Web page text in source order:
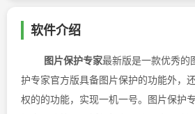
软件介绍
图片保护专家最新版是一款优秀的
护专家官方版具备图片保护的功能外，
权的的功能，实现一机一号。图片保护